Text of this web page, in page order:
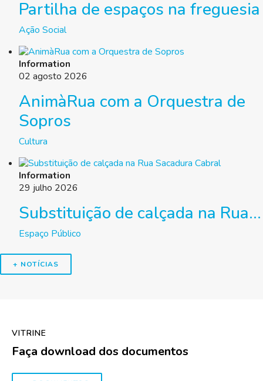
Partilha de espaços na freguesia
Ação Social
Information
02 agosto 2026
AnimàRua com a Orquestra de
Sopros
Cultura
Information
29 julho 2026
Substituição de calçada na Rua...
Espaço Público
+ NOTÍCIAS
VITRINE
Faça download dos documentos